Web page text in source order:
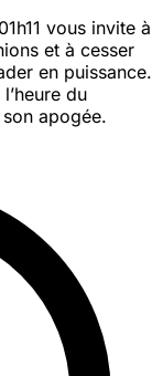
vous invite à
et à cesser
en puissance.
l’heure du
apogée.